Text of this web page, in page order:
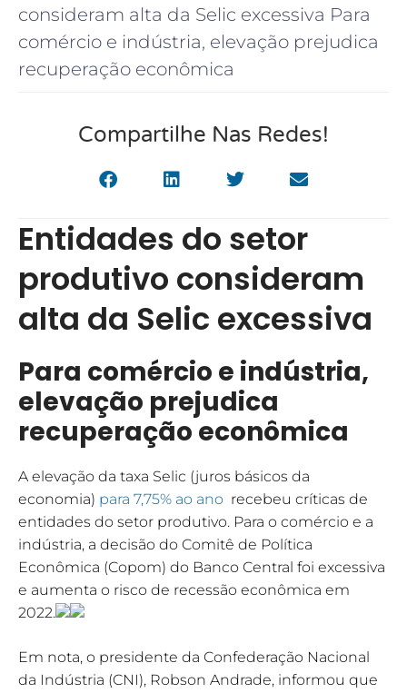
consideram alta da Selic excessiva Para
comércio e indústria, elevação prejudica
recuperação econômica
Compartilhe Nas Redes!
Entidades do setor
produtivo consideram
alta da Selic excessiva
Para comércio e indústria,
elevação prejudica
recuperação econômica
A elevação da taxa Selic (juros básicos da
economia) para 7,75% ao ano recebeu críticas de
entidades do setor produtivo. Para o comércio e a
indústria, a decisão do Comitê de Política
Econômica (Copom) do Banco Central foi excessiva
e aumenta o risco de recessão econômica em
2022.
Em nota, o presidente da Confederação Nacional
da Indústria (CNI), Robson Andrade, informou que